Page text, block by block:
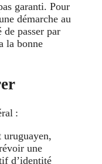
garanti. Pour
démarche au
passer par
la bonne
:
uruguayen,
une
d’identité